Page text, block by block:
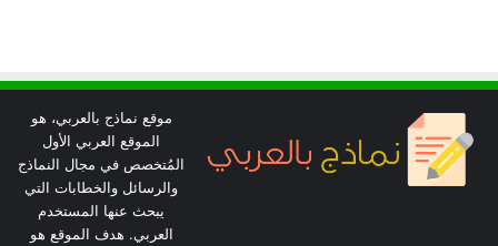
موقع نماذج بالعربي، هو
الموقع العربي الأول
المُتخصص في مجال النماذج
والرسائل والخطابات التي
يبحث عنها المستخدم
العربي. هدف الموقع هو